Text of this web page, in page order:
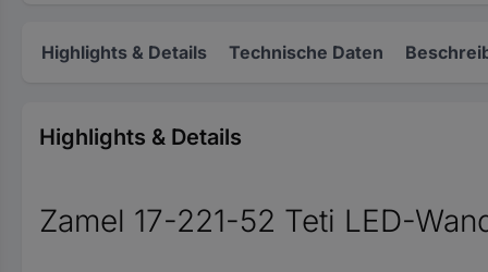
Highlights & Details Technische Daten
Highlights & Details
Zamel 17-221-52 Teti LED-